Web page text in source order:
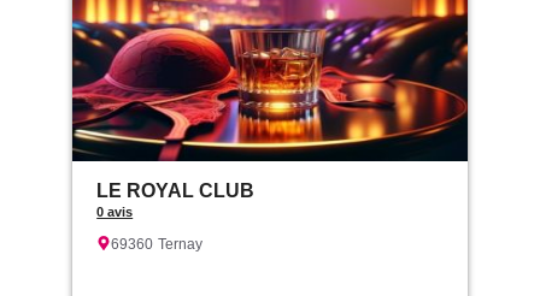
LE ROYAL CLUB
0 avis
69360 Ternay